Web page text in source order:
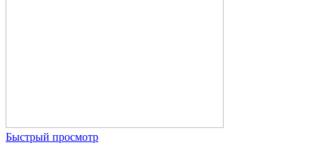
Быстрый просмотр